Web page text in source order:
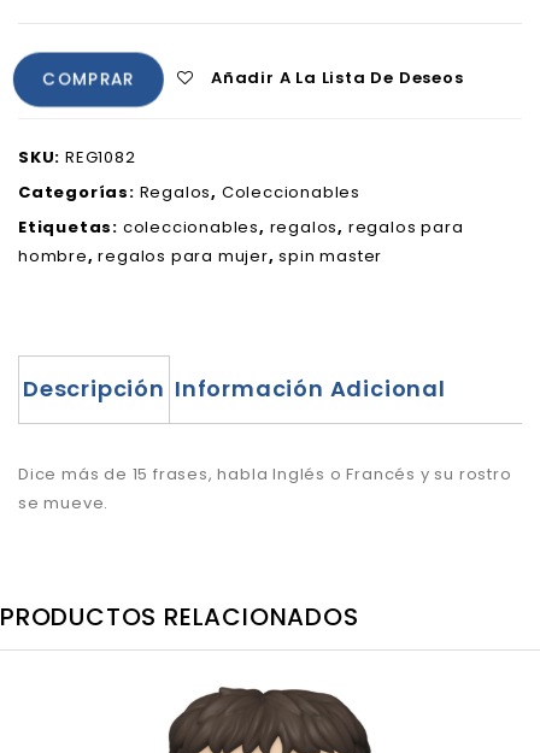
COMPRAR Añadir A La Lista De Deseos
SKU: REG1082
Categorías: Regalos, Coleccionables
Etiquetas: coleccionables, regalos, regalos para
hombre,regalos para mujer,spin master
Descripción Información Adicional
Dice más de 15 frases, habla Inglés o Francés y su rostro
se mueve.
PRODUCTOS RELACIONADOS